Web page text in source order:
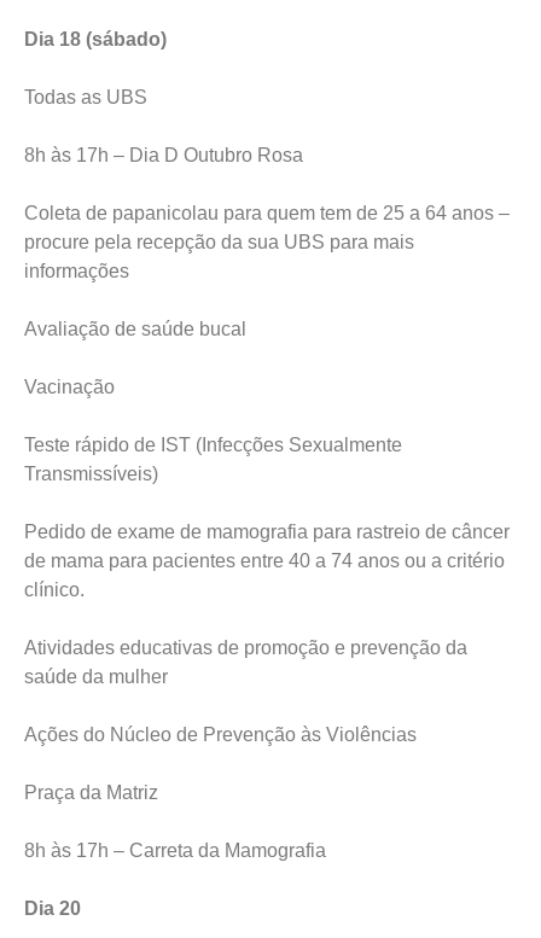
Dia 18 (sábado)
Todas as UBS
8h às 17h – Dia D Outubro Rosa
Coleta de papanicolau para quem tem de 25 a 64 anos –
procure pela recepção da sua UBS para mais
informações
Avaliação de saúde bucal
Vacinação
Teste rápido de IST (Infecções Sexualmente
Transmissíveis)
Pedido de exame de mamografia para rastreio de câncer
de mama para pacientes entre 40 a 74 anos ou a critério
clínico.
Atividades educativas de promoção e prevenção da
saúde da mulher
Ações do Núcleo de Prevenção às Violências
Praça da Matriz
8h às 17h – Carreta da Mamografia
Dia 20